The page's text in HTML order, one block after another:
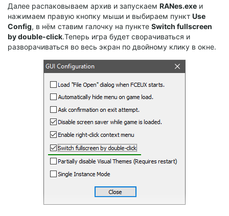
Далее распаковываем архив и запускаем RANes.exe и
нажимаем правую кнопку мыши и выбираем пункт Use
Config, в нём ставим галочку на пункте Switch fullscreen
by double-click.Теперь игра будет сворачиваться и
разворачиваться во весь экран по двойному клику в окне.